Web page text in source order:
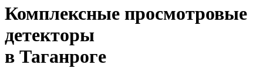
Комплексные просмотровые
детекторы
в Таганроге